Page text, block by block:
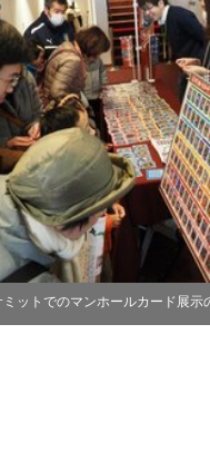
ミットでのマンホールカード展示